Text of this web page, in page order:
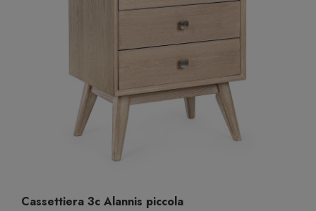
Cassettiera 3c Alannis piccola